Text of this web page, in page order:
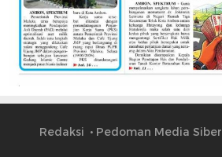
Redaksi Pedoman Media Siber